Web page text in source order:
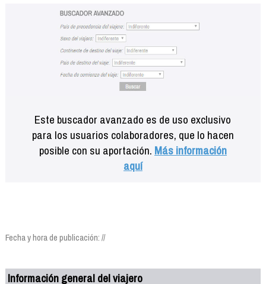
Este buscador avanzado es de uso exclusivo
para los usuarios colaboradores, que lo hacen
posible con su aportación. Más información
aquí
Fecha y hora de publicación: //
Información general del viajero